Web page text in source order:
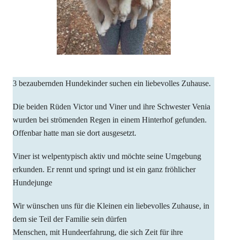
3 bezaubernden Hundekinder suchen ein liebevolles Zuhause.
Die beiden Rüden Victor und Viner und ihre Schwester Venia
wurden bei strömenden Regen in einem Hinterhof gefunden.
Offenbar hatte man sie dort ausgesetzt.
Viner ist welpentypisch aktiv und möchte seine Umgebung
erkunden. Er rennt und springt und ist ein ganz fröhlicher
Hundejunge
Wir wünschen uns für die Kleinen ein liebevolles Zuhause, in
dem sie Teil der Familie sein dürfen
Menschen, mit Hundeerfahrung, die sich Zeit für ihre